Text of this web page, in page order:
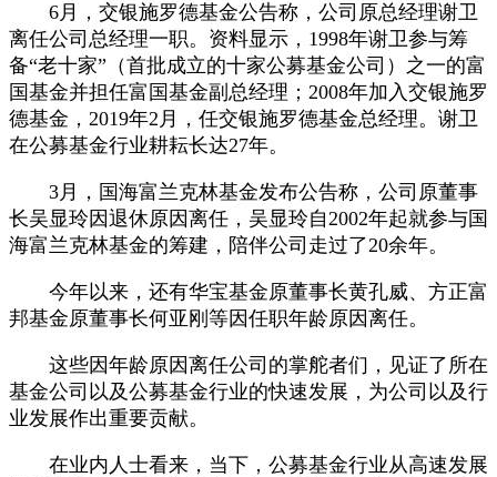
6月，交银施罗德基金公告称，公司原总经理谢卫
离任公司总经理一职。资料显示，1998年谢卫参与筹
备“老十家”（首批成立的十家公募基金公司）之一的富
国基金并担任富国基金副总经理；2008年加入交银施罗
德基金，2019年2月，任交银施罗德基金总经理。谢卫
在公募基金行业耕耘长达27年。
3月，国海富兰克林基金发布公告称，公司原董事
长吴显玲因退休原因离任，吴显玲自2002年起就参与国
海富兰克林基金的筹建，陪伴公司走过了20余年。
今年以来，还有华宝基金原董事长黄孔威、方正富
邦基金原董事长何亚刚等因任职年龄原因离任。
这些因年龄原因离任公司的掌舵者们，见证了所在
基金公司以及公募基金行业的快速发展，为公司以及行
业发展作出重要贡献。
在业内人士看来，当下，公募基金行业从高速发展